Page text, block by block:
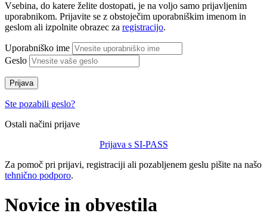
Vsebina, do katere želite dostopati, je na voljo samo prijavljenim
uporabnikom. Prijavite se z obstoječim uporabniškim imenom in
geslom ali izpolnite obrazec za registracijo.
Uporabniško ime
Geslo
Prijava
Ste pozabili geslo?
Ostali načini prijave
Prijava s SI-PASS
Za pomoč pri prijavi, registraciji ali pozabljenem geslu pišite na našo
tehnično podporo.
Novice in obvestila